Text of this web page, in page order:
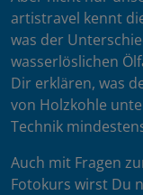
artistravel kennt
was der
wasserlöslichen
Dir erklären, was
von Holzkohle
Technik
Auch mit Fragen
Fotokurs wirst Du